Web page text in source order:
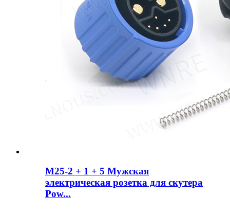
M25-2 + 1 + 5 Мужская
электрическая розетка для скутера
Pow...